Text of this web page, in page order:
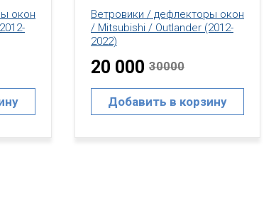
окон
Ветровики / дефлекторы окон
/ Mitsubishi / Outlander (2023+)
15 000
Добавить в корзину